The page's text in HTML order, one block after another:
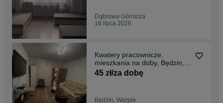
Dąbrowa Górnicza
16 lipca 2026
Kwatery pracownicze,
mieszkania na doby, Będzin,
Apartament ,noclegi
45 zł/za dobę
Będzin, Warpie